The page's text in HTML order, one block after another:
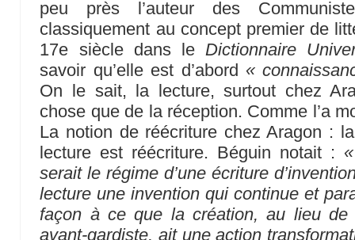
peu près l’auteur des
classiquement au concept premier de
17e siècle dans le Dictionnaire
savoir qu’elle est d’abord «
On le sait, la lecture, surtout chez
chose que de la réception. Comme l’a
La notion de réécriture chez Aragon :
lecture est réécriture. Béguin notait :
serait le régime d’une écriture
lecture une invention qui continue et
façon à ce que la création, au lieu de
avant-gardiste, ait une action